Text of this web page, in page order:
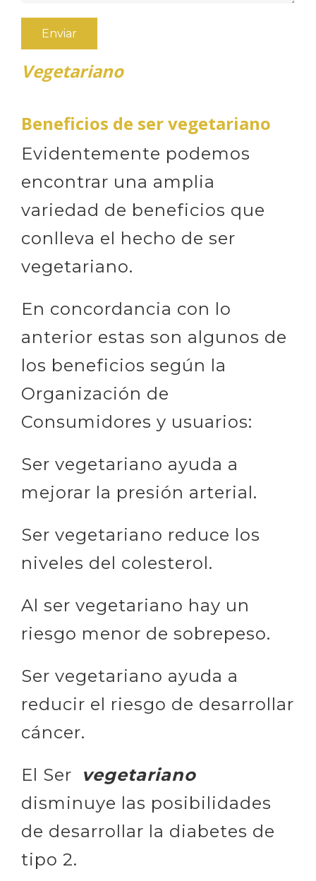
Enviar
Vegetariano
Beneficios de ser vegetariano
Evidentemente podemos
encontrar una amplia
variedad de beneficios que
conlleva el hecho de ser
vegetariano.
En concordancia con lo
anterior estas son algunos de
los beneficios según la
Organización de
Consumidores y usuarios:
Ser vegetariano ayuda a
mejorar la presión arterial.
Ser vegetariano reduce los
niveles del colesterol.
Al ser vegetariano hay un
riesgo menor de sobrepeso.
Ser vegetariano ayuda a
reducir el riesgo de desarrollar
cáncer.
El Ser
vegetariano
disminuye las posibilidades
de desarrollar la diabetes de
tipo 2.